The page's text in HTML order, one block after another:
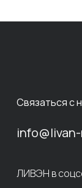
Связаться с
ЛИВЭН в